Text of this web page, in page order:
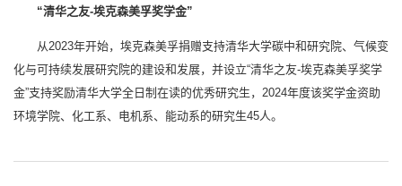
“清华之友-埃克森美孚奖学金”
从2023年开始，埃克森美孚捐赠支持清华大学碳中和研究院、气候变
化与可持续发展研究院的建设和发展，并设立“清华之友-埃克森美孚奖学
金”支持奖励清华大学全日制在读的优秀研究生，2024年度该奖学金资助
环境学院、化工系、电机系、能动系的研究生45人。